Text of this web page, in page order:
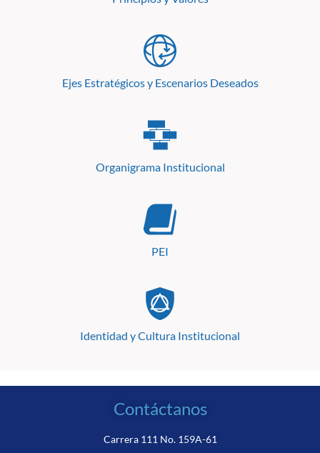
Ejes Estratégicos y Escenarios Deseados
Organigrama Institucional
PEI
Identidad y Cultura Institucional
Contáctanos
Carrera 111 No. 159A-61